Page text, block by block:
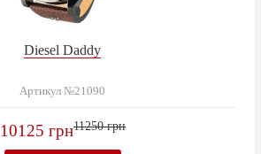
Diesel Daddy
Артикул №21090
10125 грн11250 грн